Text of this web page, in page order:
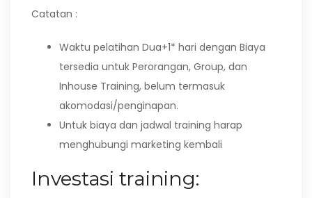
Catatan :
Waktu pelatihan Dua+1* hari dengan Biaya
tersedia untuk Perorangan, Group, dan
Inhouse Training, belum termasuk
akomodasi/penginapan.
Untuk biaya dan jadwal training harap
menghubungi marketing kembali
Investasi training: